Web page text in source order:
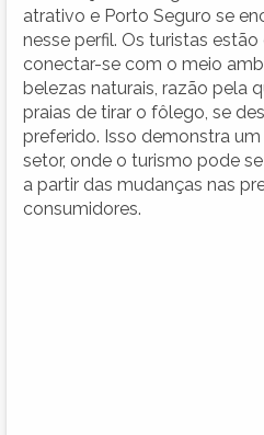
atrativo e Porto Seguro se
nesse perfil. Os turistas
conectar-se com o meio
belezas naturais, razão pela
praias de tirar o fôlego, se
preferido. Isso demonstra
setor, onde o turismo pode
a partir das mudanças nas
consumidores.